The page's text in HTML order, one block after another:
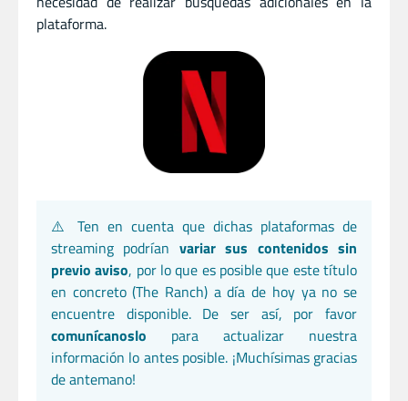
plataforma.
⚠️ Ten en cuenta que dichas plataformas de
streaming podrían variar sus contenidos sin
previo aviso, por lo que es posible que este título
en concreto (The Ranch) a día de hoy ya no se
encuentre disponible. De ser así, por favor
comunícanoslo para actualizar nuestra
información lo antes posible. ¡Muchísimas gracias
de antemano!